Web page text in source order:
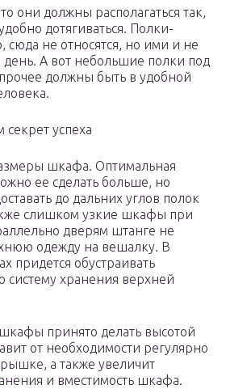
они должны располагаться так,
дотягиваться. Полки-
сюда не относятся, но ими и не
А вот небольшие полки под
должны быть в удобной
успеха
шкафа. Оптимальная
ее сделать больше, но
до дальних углов полок
слишком узкие шкафы при
дверям штанге не
одежду на вешалку. В
придется обустраивать
хранения верхней
принято делать высотой
от необходимости регулярно
а также увеличит
и вместимость шкафа.